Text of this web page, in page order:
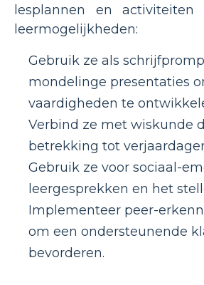
lesplannen en activiteiten
leermogelijkheden:
Gebruik ze als
mondelinge presentaties
vaardigheden te
Verbind ze met wiskunde
betrekking tot
Gebruik ze voor sociaal-
leergesprekken en het
Implementeer peer-
om een ​​ondersteunende
bevorderen.